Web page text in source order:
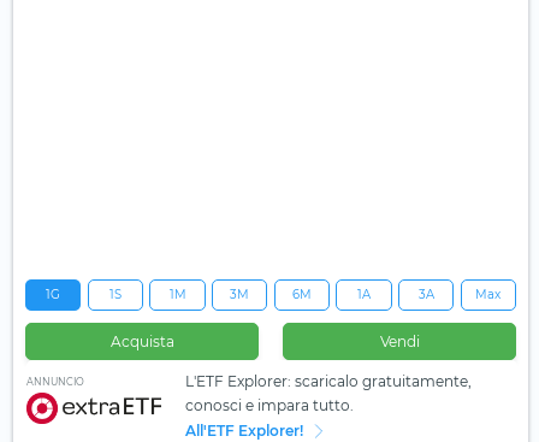
1G 1S 1M 3M 6M 1A 3A Max
Acquista Vendi
ANNUNCIO
L'ETF Explorer: scaricalo gratuitamente,
conosci e impara tutto.
All'ETF Explorer!